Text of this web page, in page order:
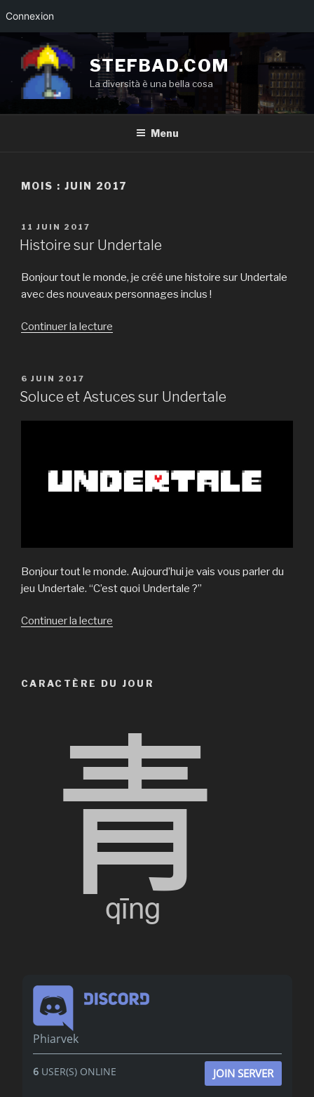
Connexion
contenu
principal
STEFBAD.COM
La diversità è una bella cosa
Menu
MOIS : JUIN 2017
PUBLIÉ
LE
11 JUIN 2017
Histoire sur Undertale
Bonjour tout le monde, je créé une histoire sur Undertale
avec des nouveaux personnages inclus !
Continuer la lecture
PUBLIÉ
LE
6 JUIN 2017
Soluce et Astuces sur Undertale
Bonjour tout le monde. Aujourd’hui je vais vous parler du
jeu Undertale. “C’est quoi Undertale ?”
Continuer la lecture
sur
CARACTÈRE DU JOUR
Phiarvek
6USER(S) ONLINE JOIN SERVER